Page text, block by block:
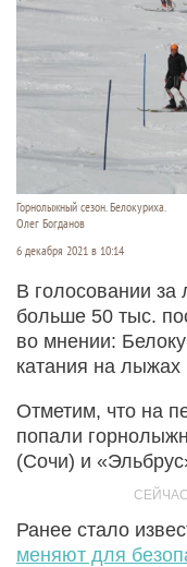
Горнолыжный сезон. Белокуриха.
Олег Богданов
6 декабря 2021 в 10:14
В голосовании за
больше 50 тыс.
во мнении:
катания на лыжах
Отметим, что на
попали
(Сочи) и
Ранее стало
меняют для